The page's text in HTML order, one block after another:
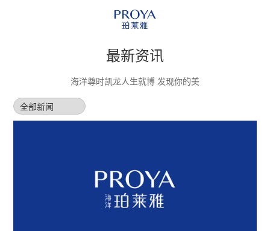
最新资讯
海洋尊时凯龙人生就博 发现你的美